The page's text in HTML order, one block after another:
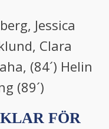
Jessica
Clara
(84´) Helin
(89´)
FÖR